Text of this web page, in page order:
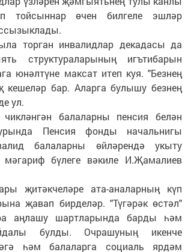
тойсыннар өчен билгеле эшләр
торган инвалидлар декадасы да
структураларының игътибарын
юнәлтүне максат итеп куя. "Безнең
кешеләр бар. Аларга булышу безнең
ул.
чикләнгән балаларны пенсия белән
Пенсия фонды начальнигы
балаларны өйләрендә укыту
бүлеге вәкиле И.Җамалиев
җитәкчеләре ата-аналарның күп
җавап бирделәр. "Түгәрәк өстәл"
аңлашу шартларында барды һәм
булды. Очрашуның икенче
һәм балаларга социаль ярдәм